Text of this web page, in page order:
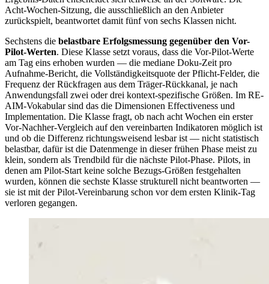
Acht-Wochen-Sitzung, die ausschließlich an den Anbieter
zurückspielt, beantwortet damit fünf von sechs Klassen nicht.
Sechstens die belastbare Erfolgsmessung gegenüber den Vor-
Pilot-Werten. Diese Klasse setzt voraus, dass die Vor-Pilot-Werte
am Tag eins erhoben wurden — die mediane Doku-Zeit pro
Aufnahme-Bericht, die Vollständigkeitsquote der Pflicht-Felder, die
Frequenz der Rückfragen aus dem Träger-Rückkanal, je nach
Anwendungsfall zwei oder drei kontext-spezifische Größen. Im RE-
AIM-Vokabular sind das die Dimensionen Effectiveness und
Implementation. Die Klasse fragt, ob nach acht Wochen ein erster
Vor-Nachher-Vergleich auf den vereinbarten Indikatoren möglich ist
und ob die Differenz richtungsweisend lesbar ist — nicht statistisch
belastbar, dafür ist die Datenmenge in dieser frühen Phase meist zu
klein, sondern als Trendbild für die nächste Pilot-Phase. Pilots, in
denen am Pilot-Start keine solche Bezugs-Größen festgehalten
wurden, können die sechste Klasse strukturell nicht beantworten —
sie ist mit der Pilot-Vereinbarung schon vor dem ersten Klinik-Tag
verloren gegangen.